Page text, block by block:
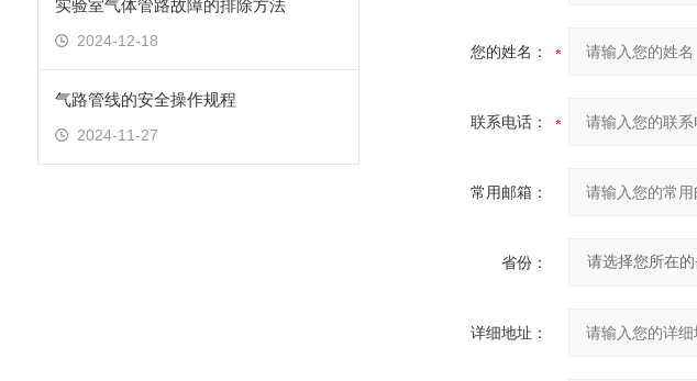
实验室气体管路故障的排除方法
2024-12-18
气路管线的安全操作规程
2024-11-27
您的姓名：
联系电话：
常用邮箱：
省份：
详细地址：